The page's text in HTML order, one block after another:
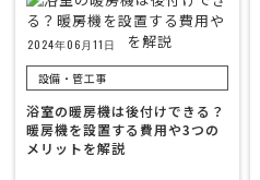
2024年06月11日
設備・管工事
浴室の暖房機は後付けできる？
暖房機を設置する費用や3つの
メリットを解説